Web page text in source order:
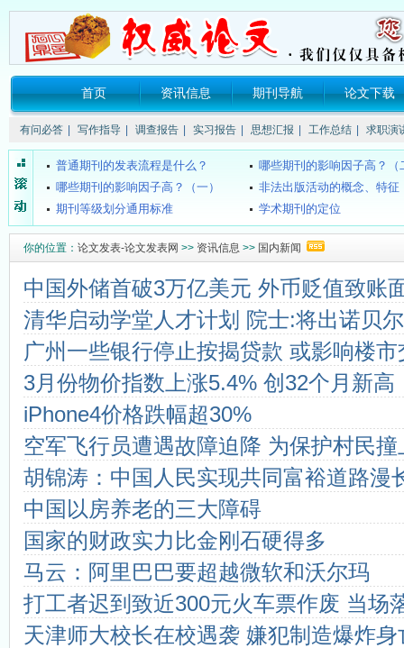
首页 资讯信息 期刊导航 论文下载
有问必答 写作指导 调查报告 实习报告 思想汇报 工作总结 求职演
关于所谓的“中国消费网（xao...
《SCI》、《EI》、《ISTP
要投稿的话要注明哪些信息？
核心期刊的发表流程是什么
普通期刊的发表流程是什么？
哪些期刊的影响因子高？（
哪些期刊的影响因子高？（一）
非法出版活动的概念、特征
期刊等级划分通用标准
学术期刊的定位
什么叫双核心期刊
国家级医学期刊目录
4种组织工程期刊新进入SCI
SCI和SCI-E的区别？
什么是CSCD期刊？
《中文核心期刊要目总览》
都市学生教育故事：我想成为坐...
海南教师评职称不再要求发
关于所谓的“中国消费网（xao...
《SCI》、《EI》、《ISTP
要投稿的话要注明哪些信息？
核心期刊的发表流程是什么
普通期刊的发表流程是什么？
哪些期刊的影响因子高？（
哪些期刊的影响因子高？（一）
非法出版活动的概念、特征
期刊等级划分通用标准
学术期刊级别认定权威机构
中国科技论文医学统计源
什么叫双核心期刊
国家级医学期刊目录
4种组织工程期刊新进入SCI
SCI和SCI-E的区别？
什么是CSCD期刊？
都市学生教育故事：我想成为坐...
海南教师评职称不再要求发
你的位置： 论文发表-论文发表网 >> 资讯信息 >> 国内新闻
中国外储首破3万亿美元 外币贬值致账
清华启动学堂人才计划 院士:将出诺贝
广州一些银行停止按揭贷款 或影响楼市
3月份物价指数上涨5.4% 创32个月新高
iPhone4价格跌幅超30%
空军飞行员遭遇故障迫降 为保护村民撞
胡锦涛：中国人民实现共同富裕道路漫
中国以房养老的三大障碍
国家的财政实力比金刚石硬得多
马云：阿里巴巴要超越微软和沃尔玛
打工者迟到致近300元火车票作废 当场
天津师大校长在校遇袭 嫌犯制造爆炸身